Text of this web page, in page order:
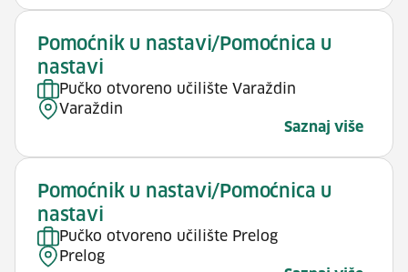
Pomoćnik u nastavi/Pomoćnica u
nastavi
Pučko otvoreno učilište Varaždin
Varaždin
Saznaj više
Pomoćnik u nastavi/Pomoćnica u
nastavi
Pučko otvoreno učilište Prelog
Prelog